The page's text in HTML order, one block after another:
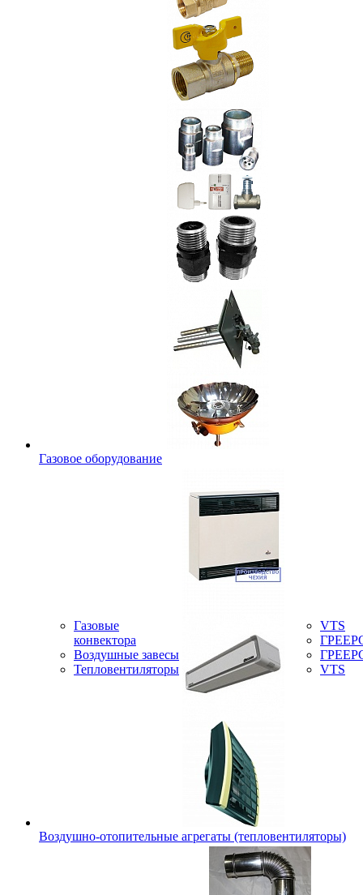
Газовое оборудование
Газовые
конвектора
Воздушные завесы
Тепловентиляторы
VTS
VTS
Воздушно-отопительные агрегаты (тепловентиляторы)